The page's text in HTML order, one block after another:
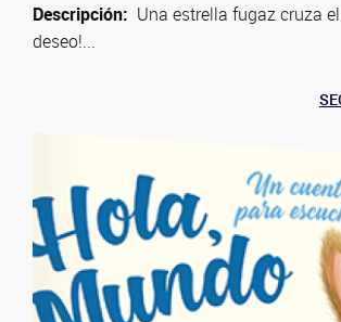
Descripción: Una estrella fugaz cruza
deseo!...